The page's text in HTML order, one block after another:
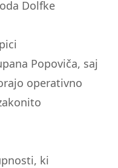
Dolfke
Popoviča, saj
operativno
ki